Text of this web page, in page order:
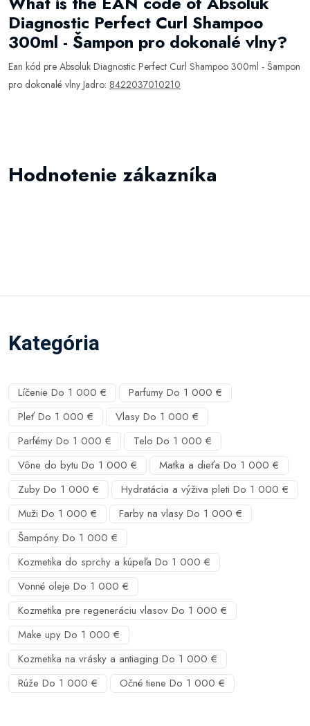
Diagnostic Perfect Curl Shampoo
300ml - Šampon pro dokonalé vlny?
Ean kód pre Absoluk Diagnostic Perfect Curl Shampoo 300ml - Šampon
pro dokonalé vlny Jadro: 8422037010210
Hodnotenie zákazníka
Kategória
Líčenie Do 1 000 €
Parfumy Do 1 000 €
Pleť Do 1 000 €
Vlasy Do 1 000 €
Parfémy Do 1 000 €
Telo Do 1 000 €
Vône do bytu Do 1 000 €
Matka a dieťa Do 1 000 €
Zuby Do 1 000 €
Hydratácia a výživa pleti Do 1 000 €
Muži Do 1 000 €
Farby na vlasy Do 1 000 €
Šampóny Do 1 000 €
Kozmetika do sprchy a kúpeľa Do 1 000 €
Vonné oleje Do 1 000 €
Kozmetika pre regeneráciu vlasov Do 1 000 €
Make upy Do 1 000 €
Kozmetika na vrásky a antiaging Do 1 000 €
Rúže Do 1 000 €
Očné tiene Do 1 000 €